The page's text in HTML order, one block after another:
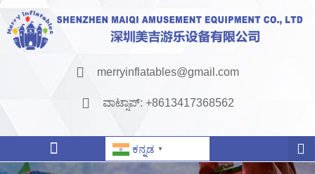
merryinflatables@gmail.com
ವಾಟ್ಸಾಪ್: +8613417368562
ಕನ್ನಡ ▼